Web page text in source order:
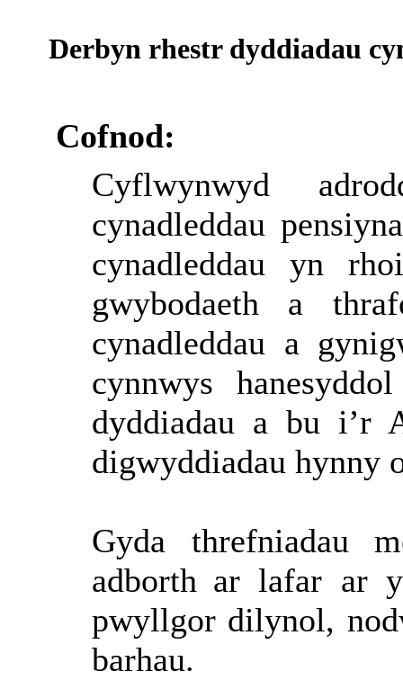
Derbyn rhestr dyddiadau
Cofnod:
Cyflwynwyd
cynadleddau
cynadleddau
yn
gwybodaeth a
cynadleddau a
cynnwys
hanesyddol
dyddiadau a bu i’r
digwyddiadau hynny
Gyda threfniadau
adborth ar lafar ar
pwyllgor dilynol,
barhau.